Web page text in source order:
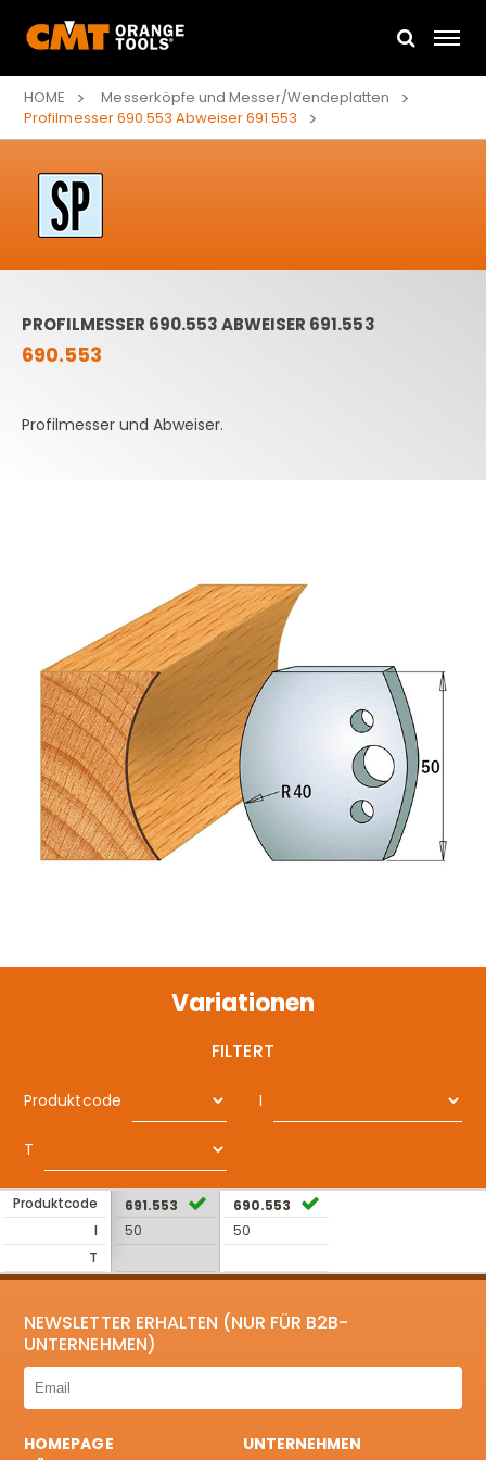
HOME
Messerköpfe und Messer/Wendeplatten
Profilmesser 690.553 Abweiser 691.553
PROFILMESSER 690.553 ABWEISER 691.553
690.553
Profilmesser und Abweiser.
Variationen
FILTERT
Produktcode I
T
Produktcode
I
T
691.553
50
690.553
50
NEWSLETTER ERHALTEN (NUR FÜR B2B-
UNTERNEHMEN)
HOMEPAGE
UNTERNEHMEN